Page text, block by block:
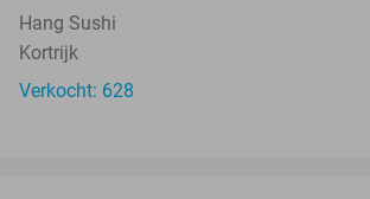
Hang Sushi
Kortrijk
Verkocht: 628